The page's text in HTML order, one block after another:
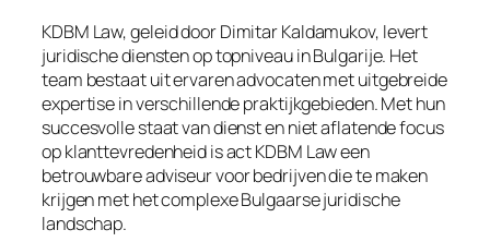
KDBM Law, geleid door Dimitar Kaldamukov, levert
juridische diensten op topniveau in Bulgarije. Het
team bestaat uit ervaren advocaten met uitgebreide
expertise in verschillende praktijkgebieden. Met hun
succesvolle staat van dienst en niet aflatende focus
op klanttevredenheid is act KDBM Law een
betrouwbare adviseur voor bedrijven die te maken
krijgen met het complexe Bulgaarse juridische
landschap.